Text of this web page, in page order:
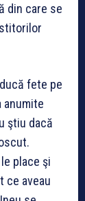
din care se
fete pe
anumite
ştiu dacă
place şi
ce aveau